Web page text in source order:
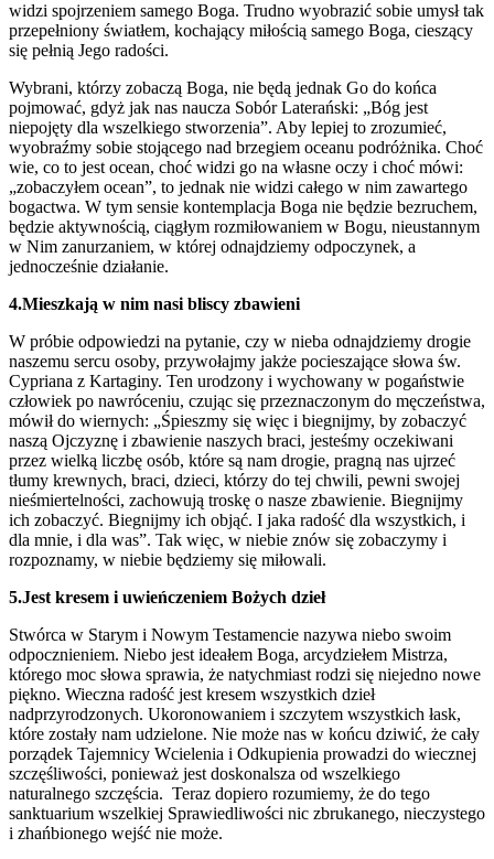
widzi spojrzeniem samego Boga. Trudno wyobrazić sobie umysł tak
przepełniony światłem, kochający miłością samego Boga, cieszący
się pełnią Jego radości.
Wybrani, którzy zobaczą Boga, nie będą jednak Go do końca
pojmować, gdyż jak nas naucza Sobór Laterański: „Bóg jest
niepojęty dla wszelkiego stworzenia”. Aby lepiej to zrozumieć,
wyobraźmy sobie stojącego nad brzegiem oceanu podróżnika. Choć
wie, co to jest ocean, choć widzi go na własne oczy i choć mówi:
„zobaczyłem ocean”, to jednak nie widzi całego w nim zawartego
bogactwa. W tym sensie kontemplacja Boga nie będzie bezruchem,
będzie aktywnością, ciągłym rozmiłowaniem w Bogu, nieustannym
w Nim zanurzaniem, w której odnajdziemy odpoczynek, a
jednocześnie działanie.
4.Mieszkają w nim nasi bliscy zbawieni
W próbie odpowiedzi na pytanie, czy w nieba odnajdziemy drogie
naszemu sercu osoby, przywołajmy jakże pocieszające słowa św.
Cypriana z Kartaginy. Ten urodzony i wychowany w pogaństwie
człowiek po nawróceniu, czując się przeznaczonym do męczeństwa,
mówił do wiernych: „Śpieszmy się więc i biegnijmy, by zobaczyć
naszą Ojczyznę i zbawienie naszych braci, jesteśmy oczekiwani
przez wielką liczbę osób, które są nam drogie, pragną nas ujrzeć
tłumy krewnych, braci, dzieci, którzy do tej chwili, pewni swojej
nieśmiertelności, zachowują troskę o nasze zbawienie. Biegnijmy
ich zobaczyć. Biegnijmy ich objąć. I jaka radość dla wszystkich, i
dla mnie, i dla was”. Tak więc, w niebie znów się zobaczymy i
rozpoznamy, w niebie będziemy się miłowali.
5.Jest kresem i uwieńczeniem Bożych dzieł
Stwórca w Starym i Nowym Testamencie nazywa niebo swoim
odpocznieniem. Niebo jest ideałem Boga, arcydziełem Mistrza,
którego moc słowa sprawia, że natychmiast rodzi się niejedno nowe
piękno. Wieczna radość jest kresem wszystkich dzieł
nadprzyrodzonych. Ukoronowaniem i szczytem wszystkich łask,
które zostały nam udzielone. Nie może nas w końcu dziwić, że cały
porządek Tajemnicy Wcielenia i Odkupienia prowadzi do wiecznej
szczęśliwości, ponieważ jest doskonalsza od wszelkiego
naturalnego szczęścia. Teraz dopiero rozumiemy, że do tego
sanktuarium wszelkiej Sprawiedliwości nic zbrukanego, nieczystego
i zhańbionego wejść nie może.